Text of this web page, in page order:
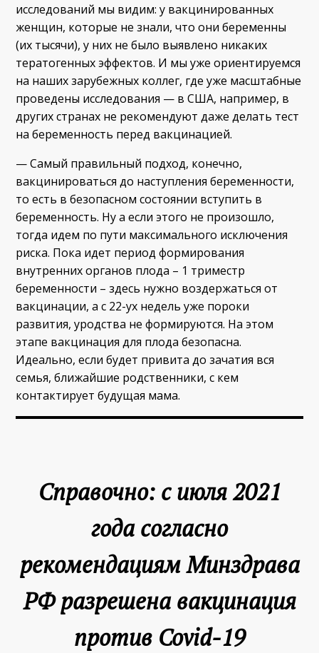
исследований мы видим: у вакцинированных
женщин, которые не знали, что они беременны
(их тысячи), у них не было выявлено никаких
тератогенных эффектов. И мы уже ориентируемся
на наших зарубежных коллег, где уже масштабные
проведены исследования — в США, например, в
других странах не рекомендуют даже делать тест
на беременность перед вакцинацией.
— Самый правильный подход, конечно,
вакцинироваться до наступления беременности,
то есть в безопасном состоянии вступить в
беременность. Ну а если этого не произошло,
тогда идем по пути максимального исключения
риска. Пока идет период формирования
внутренних органов плода – 1 триместр
беременности – здесь нужно воздержаться от
вакцинации, а с 22-ух недель уже пороки
развития, уродства не формируются. На этом
этапе вакцинация для плода безопасна.
Идеально, если будет привита до зачатия вся
семья, ближайшие родственники, с кем
контактирует будущая мама.
Справочно:с июля 2021
года согласно
рекомендациям Минздрава
РФ разрешена вакцинация
против Covid-19